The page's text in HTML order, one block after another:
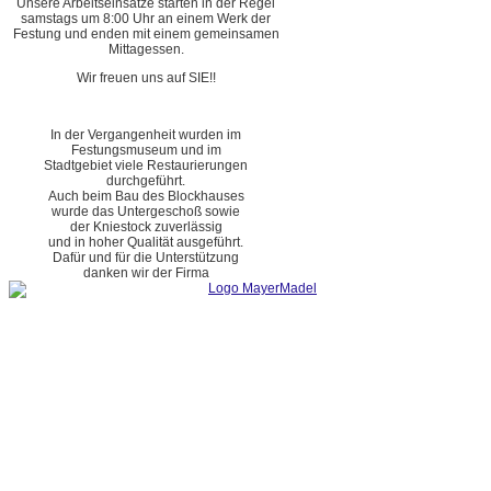
Unsere Arbeitseinsätze starten in der Regel
samstags um 8:00 Uhr an einem Werk der
Festung und enden mit einem gemeinsamen
Mittagessen.
Wir freuen uns auf SIE!!
In der Vergangenheit wurden im
Festungsmuseum und im
Stadtgebiet viele Restaurierungen
durchgeführt.
Auch beim Bau des Blockhauses
wurde das Untergeschoß sowie
der Kniestock zuverlässig
und in hoher Qualität ausgeführt.
Dafür und für die Unterstützung
danken wir der Firma